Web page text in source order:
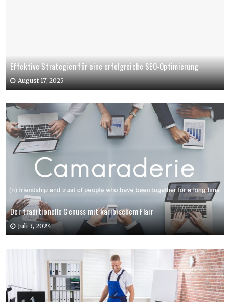
Effektive Strategien für eine erfolgreiche SEO-Optimierung
August 17, 2025
Der traditionelle Genuss mit karibischem Flair
Juli 3, 2024